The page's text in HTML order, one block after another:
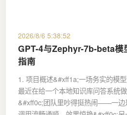
2026/8/6 5:38:52
GPT-4与Zephyr-7b-beta模
指南
1. 项目概述&#xff1a;一场务实的模
最近在给一个本地知识库问答系统
&#xff0c;团队里吵得挺热闹——一边